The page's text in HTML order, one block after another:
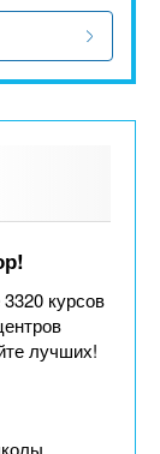
курсов
лучших!